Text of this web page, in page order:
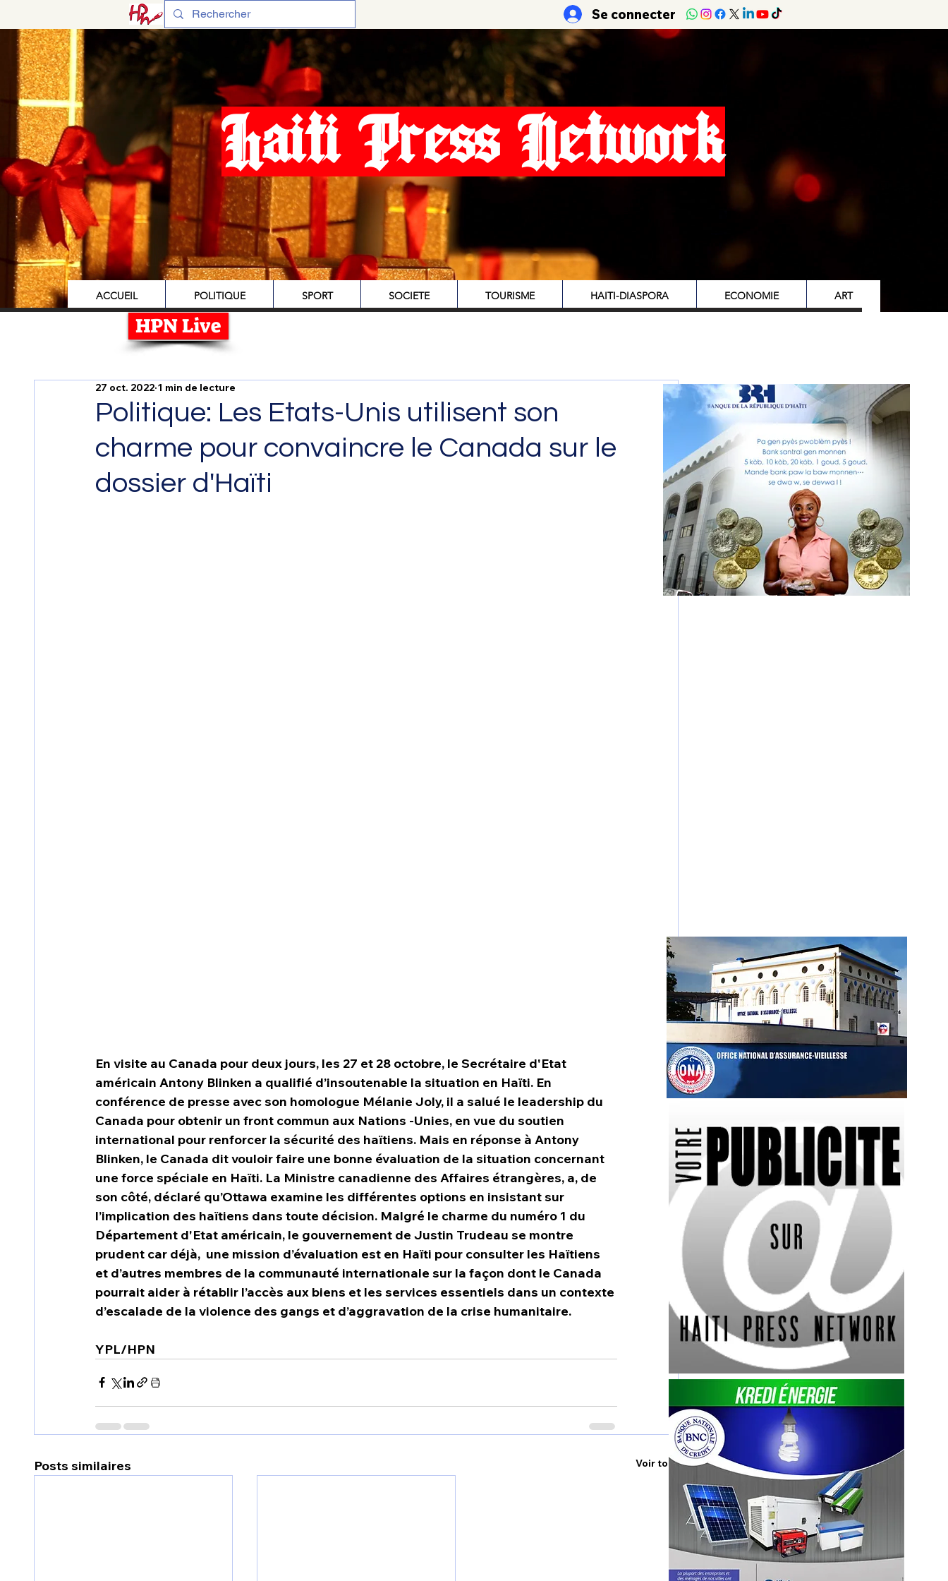
Se connecter
Haiti Press Network
ACCUEIL POLITIQUE SPORT SOCIETE TOURISME HAITI-DIASPORA ECONOMIE ART
HPN Live
Politique: Les Etats-Unis utilisent son
charme pour convaincre le Canada sur le
dossier d'Haïti
27 oct. 2022 1 min de lecture
En visite au Canada pour deux jours, les 27 et 28 octobre, le Secrétaire d'Etat
américain Antony Blinken a qualifié d’insoutenable la situation en Haïti. En
conférence de presse avec son homologue Mélanie Joly, il a salué le leadership du
Canada pour obtenir un front commun aux Nations -Unies, en vue du soutien
international pour renforcer la sécurité des haïtiens. Mais en réponse à Antony
Blinken, le Canada dit vouloir faire une bonne évaluation de la situation concernant
une force spéciale en Haïti. La Ministre canadienne des Affaires étrangères, a, de
son côté, déclaré qu’Ottawa examine les différentes options en insistant sur
l’implication des haïtiens dans toute décision. Malgré le charme du numéro 1 du
Département d'Etat américain, le gouvernement de Justin Trudeau se montre
prudent car déjà,  une mission d’évaluation est en Haïti pour consulter les Haïtiens
et d’autres membres de la communauté internationale sur la façon dont le Canada
pourrait aider à rétablir l’accès aux biens et les services essentiels dans un contexte
d’escalade de la violence des gangs et d’aggravation de la crise humanitaire.
YPL/HPN
Posts similaires Voir tout